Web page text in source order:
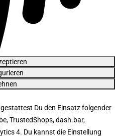
Du den Einsatz folgender
TrustedShops, dash.bar,
4. Du kannst die Einstellung